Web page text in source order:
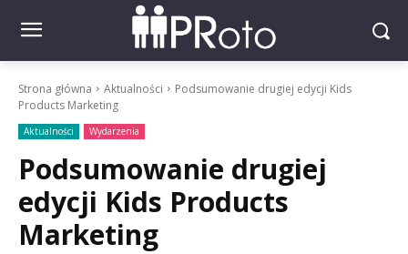
Strona główna Aktualności
Podsumowanie drugiej edycji Kids
Products Marketing
Aktualności Wydarzenia
Podsumowanie drugiej
edycji Kids Products
Marketing